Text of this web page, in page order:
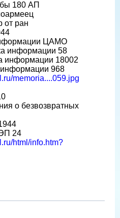
180 АП
от ран
ЦАМО
информации 58
информации 18002
информации 968
memoria....059.jpg
о безвозвратных
24
html/info.htm?